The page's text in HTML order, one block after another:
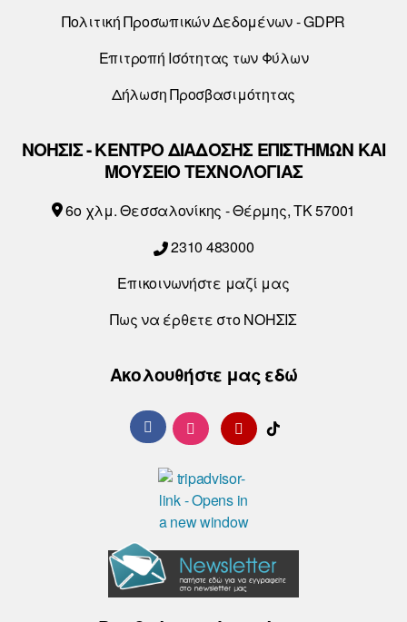
Πολιτική Προσωπικών Δεδομένων - GDPR
Επιτροπή Ισότητας των Φύλων
Δήλωση Προσβασιμότητας
ΝΟΗΣΙΣ - ΚΕΝΤΡΟ ΔΙΑΔΟΣΗΣ ΕΠΙΣΤΗΜΩΝ ΚΑΙ
ΜΟΥΣΕΙΟ ΤΕΧΝΟΛΟΓΙΑΣ
6o χλμ. Θεσσαλονίκης - Θέρμης, ΤΚ 57001
2310 483000
Επικοινωνήστε μαζί μας
Πως να έρθετε στο ΝΟΗΣΙΣ
Ακολουθήστε μας εδώ